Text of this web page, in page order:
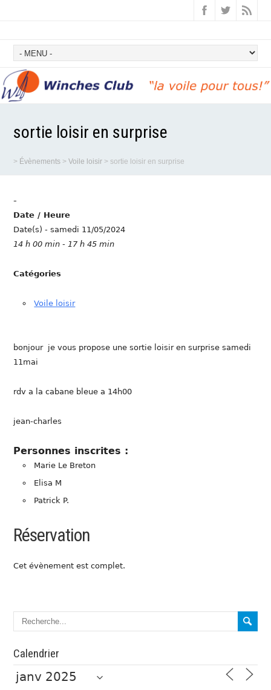
sortie loisir en surprise
> Évènements >Voile loisir > sortie loisir en surprise
-
Date / Heure
Date(s) - samedi 11/05/2024
14 h 00 min - 17 h 45 min
Catégories
Voile loisir
bonjour je vous propose une sortie loisir en surprise samedi
11mai
rdv a la cabane bleue a 14h00
jean-charles
Personnes inscrites :
Marie Le Breton
Elisa M
Patrick P.
Réservation
Cet évènement est complet.
Calendrier